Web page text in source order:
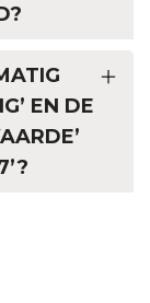
EN DE